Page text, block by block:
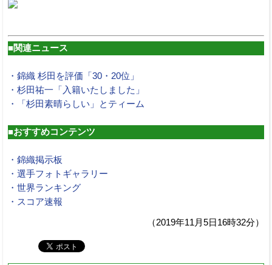
■関連ニュース
・錦織 杉田を評価「30・20位」
・杉田祐一「入籍いたしました」
・「杉田素晴らしい」とティーム
■おすすめコンテンツ
・錦織掲示板
・選手フォトギャラリー
・世界ランキング
・スコア速報
（2019年11月5日16時32分）